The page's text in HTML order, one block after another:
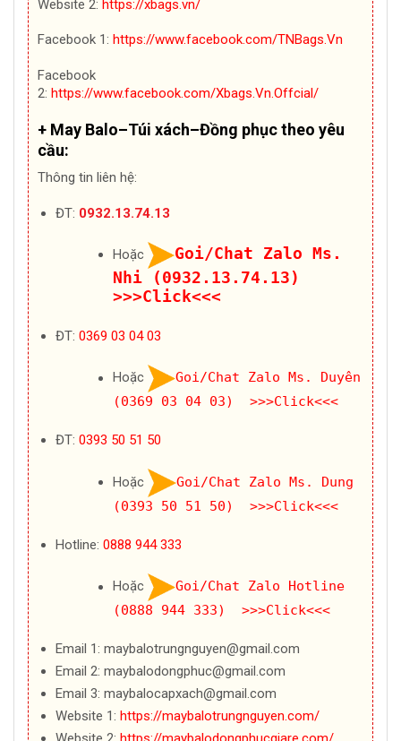
Website 2: https://xbags.vn/
Facebook 1: https://www.facebook.com/TNBags.Vn
Facebook
2: https://www.facebook.com/Xbags.Vn.Offcial/
+ May Balo–Túi xách–Đồng phục theo yêu
cầu:
Thông tin liên hệ:
ĐT: 0932.13.74.13
Hoặc
Goi/Chat Zalo Ms.
Nhi (0932.13.74.13)
>>>Click<<<
ĐT: 0369 03 04 03
Hoặc
Goi/Chat Zalo Ms. Duyên
(0369 03 04 03) >>>Click<<<
ĐT: 0393 50 51 50
Hoặc
Goi/Chat Zalo Ms. Dung
(0393 50 51 50) >>>Click<<<
Hotline: 0888 944 333
Hoặc
Goi/Chat Zalo Hotline
(0888 944 333) >>>Click<<<
Email 1: maybalotrungnguyen@gmail.com
Email 2: maybalodongphuc@gmail.com
Email 3: maybalocapxach@gmail.com
Website 1: https://maybalotrungnguyen.com/